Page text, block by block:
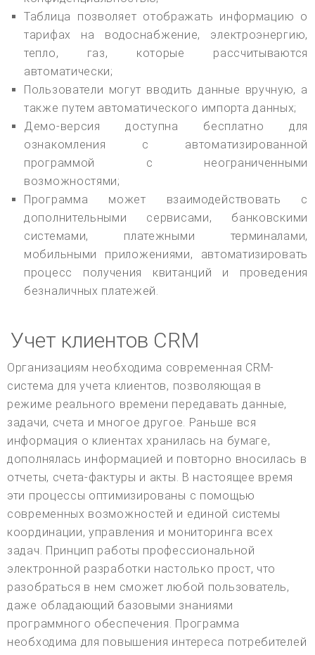
Таблица позволяет отображать информацию о
тарифах на водоснабжение, электроэнергию,
тепло, газ, которые рассчитываются
автоматически;
Пользователи могут вводить данные вручную, а
также путем автоматического импорта данных;
Демо-версия доступна бесплатно для
ознакомления с автоматизированной
программой с неограниченными
возможностями;
Программа может взаимодействовать с
дополнительными сервисами, банковскими
системами, платежными терминалами,
мобильными приложениями, автоматизировать
процесс получения квитанций и проведения
безналичных платежей.
Учет клиентов CRM
Организациям необходима современная CRM-
система для учета клиентов, позволяющая в
режиме реального времени передавать данные,
задачи, счета и многое другое. Раньше вся
информация о клиентах хранилась на бумаге,
дополнялась информацией и повторно вносилась в
отчеты, счета-фактуры и акты. В настоящее время
эти процессы оптимизированы с помощью
современных возможностей и единой системы
координации, управления и мониторинга всех
задач. Принцип работы профессиональной
электронной разработки настолько прост, что
разобраться в нем сможет любой пользователь,
даже обладающий базовыми знаниями
программного обеспечения. Программа
необходима для повышения интереса потребителей